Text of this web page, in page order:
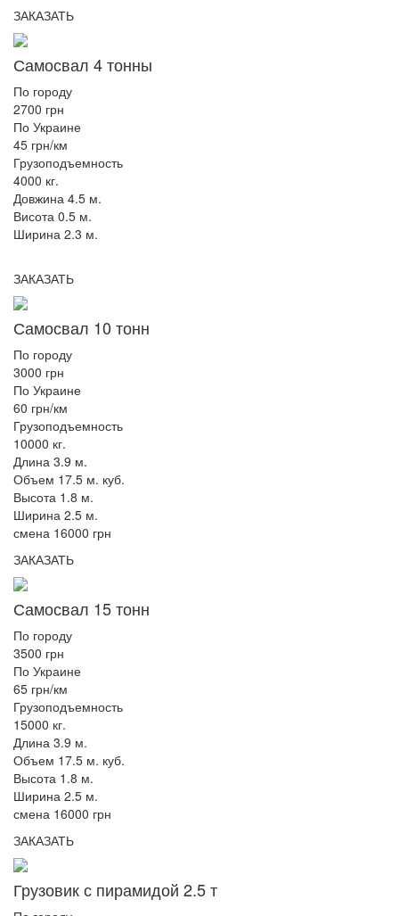
ЗАКАЗАТЬ
Самосвал 4 тонны
По городу
2700 грн
По Украине
45 грн/км
Грузоподъемность
4000 кг.
Довжина 4.5 м.
Висота 0.5 м.
Ширина 2.3 м.
ЗАКАЗАТЬ
Самосвал 10 тонн
По городу
3000 грн
По Украине
60 грн/км
Грузоподъемность
10000 кг.
Длина 3.9 м.
Объем 17.5 м. куб.
Высота 1.8 м.
Ширина 2.5 м.
смена 16000 грн
ЗАКАЗАТЬ
Самосвал 15 тонн
По городу
3500 грн
По Украине
65 грн/км
Грузоподъемность
15000 кг.
Длина 3.9 м.
Объем 17.5 м. куб.
Высота 1.8 м.
Ширина 2.5 м.
смена 16000 грн
ЗАКАЗАТЬ
Грузовик с пирамидой 2.5 т